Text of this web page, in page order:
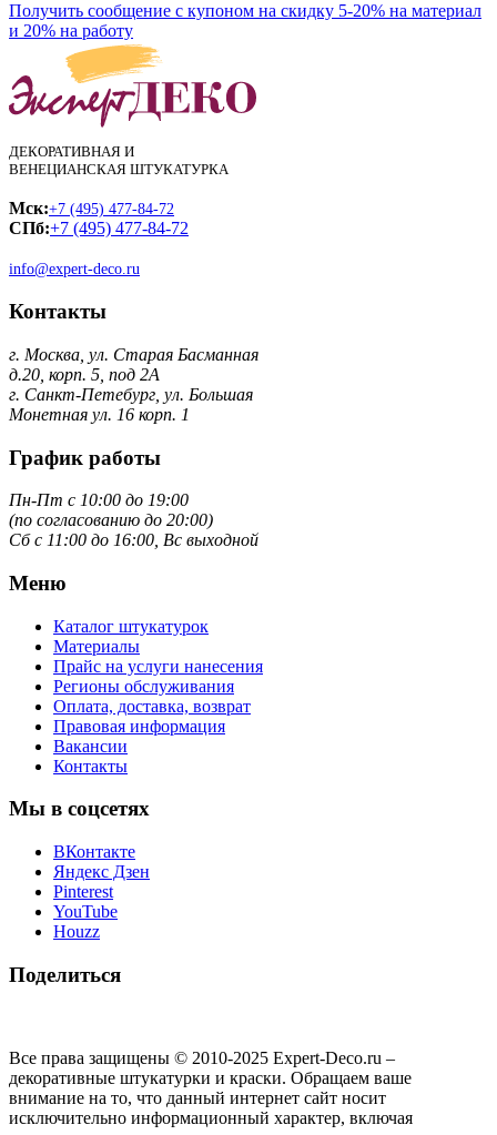
Получить сообщение с купоном на скидку 5-20% на материал
и 20% на работу
ДЕКОРАТИВНАЯ И
ВЕНЕЦИАНСКАЯ ШТУКАТУРКА
Мск:+7 (495) 477-84-72
СПб:+7 (495) 477-84-72
info@expert-deco.ru
Контакты
г. Москва, ул. Старая Басманная
д.20, корп. 5, под 2А
г. Санкт-Петебург, ул. Большая
Монетная ул. 16 корп. 1
График работы
Пн-Пт с 10:00 до 19:00
(по согласованию до 20:00)
Сб с 11:00 до 16:00, Вс выходной
Меню
Каталог штукатурок
Материалы
Прайс на услуги нанесения
Регионы обслуживания
Оплата, доставка, возврат
Правовая информация
Вакансии
Контакты
Мы в соцсетях
ВКонтакте
Яндекс Дзен
Pinterest
YouTube
Houzz
Поделиться
Все права защищены © 2010-2025 Expert-Deco.ru –
декоративные штукатурки и краски. Обращаем ваше
внимание на то, что данный интернет сайт носит
исключительно информационный характер, включая